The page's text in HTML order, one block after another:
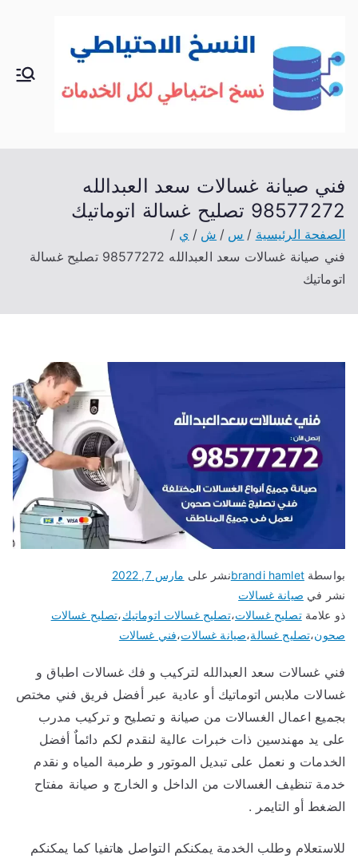
المحتوى
الك
خدمات
صيانة
فني صيانة غسالات سعد العبدالله
98577272 تصليح غسالة اتوماتيك
الصفحة الرئيسية س ش
ي
فني صيانة غسالات سعد العبدالله 98577272 تصليح غسالة
اتوماتيك
بواسطةbrandi hamletنشر على مارس 7, 2022
نشر في صيانة غسالات
ذو علامةتصليح غسالات،تصليح غسالات اتوماتيك،تصليح غسالات
صحون،تصليح غسالة،صيانة غسالات،فني غسالات
فني غسالات سعد العبدالله لتركيب و فك غسالات اطباق و
غسالات ملابس اتوماتيك أو عادية عبر أفضل فريق فني مختص
بجميع اعمال الغسالات من صيانة و تصليح و تركيب مدرب
على يد مهندسين ذات خبرات عالية لنقدم لكم دائماٌ أفضل
الخدمات و نعمل على تبديل الموتور و طرمبة المياه و نقدم
خدمة تنظيف الغسالات من الداخل و الخارج و صيانة مفتاح
الضغط أو التايمر .
للاستعلام وطلب الخدمة يمكنكم التواصل هاتفيا كما يمكنكم